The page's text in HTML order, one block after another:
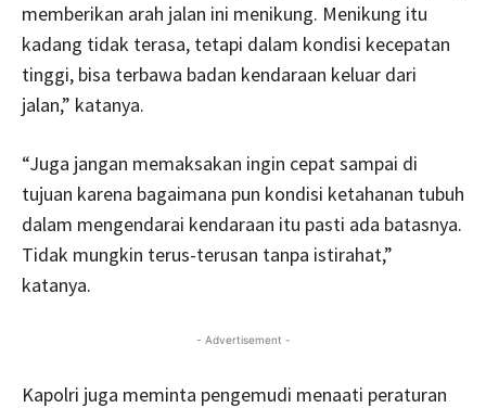
memberikan arah jalan ini menikung. Menikung itu
kadang tidak terasa, tetapi dalam kondisi kecepatan
tinggi, bisa terbawa badan kendaraan keluar dari
jalan,” katanya.
“Juga jangan memaksakan ingin cepat sampai di
tujuan karena bagaimana pun kondisi ketahanan tubuh
dalam mengendarai kendaraan itu pasti ada batasnya.
Tidak mungkin terus-terusan tanpa istirahat,”
katanya.
- Advertisement -
Kapolri juga meminta pengemudi menaati peraturan